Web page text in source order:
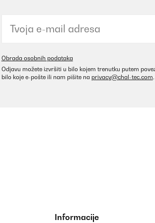
Obrada osobnih podataka
Odjavu možete izvršiti u bilo kojem trenutku putem
bilo koje e-pošte ili nam pišite na privacy@chal-tec.com.
Informacije